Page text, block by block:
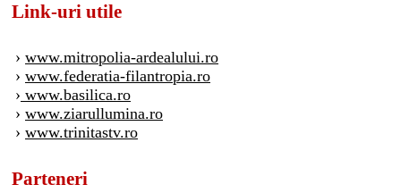
Link-uri utile
› www.mitropolia-ardealului.ro
› www.federatia-filantropia.ro
› www.basilica.ro
› www.ziarullumina.ro
› www.trinitastv.ro
Parteneri